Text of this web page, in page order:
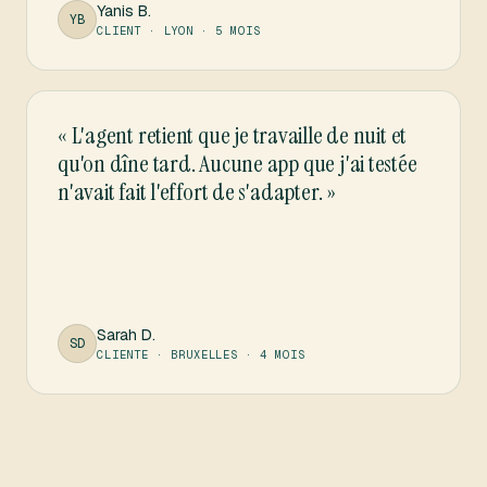
YB Yanis B.
CLIENT · LYON · 5 MOIS
«L'agent retient que je travaille de nuit et
qu'on dîne tard. Aucune app que j'ai testée
n'avait fait l'effort de s'adapter.»
SD Sarah D.
CLIENTE · BRUXELLES · 4 MOIS